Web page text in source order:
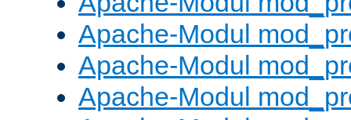
Apache-Modul
Apache-Modul
Apache-Modul